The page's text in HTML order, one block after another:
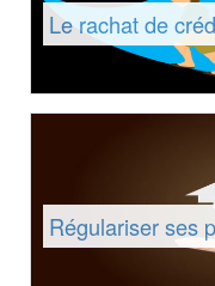
Le rachat de
Régulariser ses